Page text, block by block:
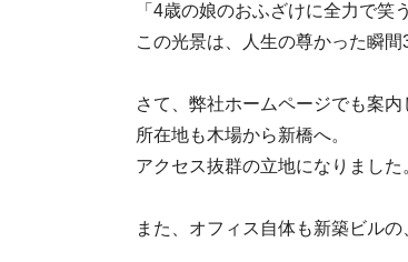
「4歳の娘のおふざけに全力で笑
この光景は、人生の尊かった瞬
さて、弊社ホームページでも案
所在地も木場から新橋へ。
アクセス抜群の立地になりました
また、オフィス自体も新築ビル